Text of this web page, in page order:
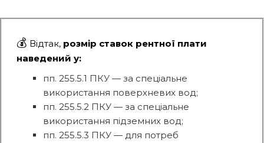
💰 Відтак, розмір ставок рентної плати
наведений у:
пп. 255.5.1 ПКУ — за спеціальне
використання поверхневих вод;
пп. 255.5.2 ПКУ — за спеціальне
використання підземних вод;
пп. 255.5.3 ПКУ — для потреб